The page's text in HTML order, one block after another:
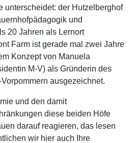
unterscheidet: der Hutzelberghof
und
20 Jahren als Lernort
Farm ist gerade mal zwei Jahre
Konzept von Manuela
M-V) als Gründerin des
ausgezeichnet.
und den damit
diese beiden Höfe
darauf reagieren, das lesen
wir hier auch Ihre